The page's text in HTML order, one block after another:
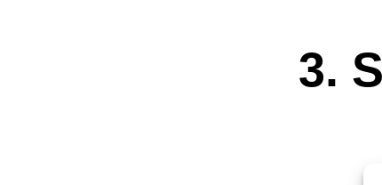
3.